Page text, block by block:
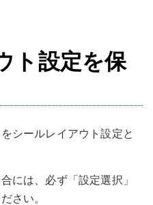
ト設定を保
シールレイアウト設定と
には、必ず「設定選択」
さい。